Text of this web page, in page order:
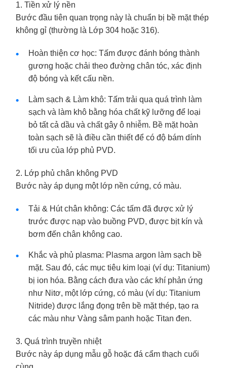
1. Tiền xử lý nền
Bước đầu tiên quan trọng này là chuẩn bị bề mặt thép
không gỉ (thường là Lớp 304 hoặc 316).
Hoàn thiện cơ học: Tấm được đánh bóng thành
gương hoặc chải theo đường chân tóc, xác định
độ bóng và kết cấu nền.
Làm sạch & Làm khô: Tấm trải qua quá trình làm
sạch và làm khô bằng hóa chất kỹ lưỡng để loại
bỏ tất cả dầu và chất gây ô nhiễm. Bề mặt hoàn
toàn sạch sẽ là điều cần thiết để có độ bám dính
tối ưu của lớp phủ PVD.
2. Lớp phủ chân không PVD
Bước này áp dụng một lớp nền cứng, có màu.
Tải & Hút chân không: Các tấm đã được xử lý
trước được nạp vào buồng PVD, được bịt kín và
bơm đến chân không cao.
Khắc và phủ plasma: Plasma argon làm sạch bề
mặt. Sau đó, các mục tiêu kim loại (ví dụ: Titanium)
bị ion hóa. Bằng cách đưa vào các khí phản ứng
như Nitơ, một lớp cứng, có màu (ví dụ: Titanium
Nitride) được lắng đọng trên bề mặt thép, tạo ra
các màu như Vàng sâm panh hoặc Titan đen.
3. Quá trình truyền nhiệt
Bước này áp dụng mẫu gỗ hoặc đá cẩm thạch cuối